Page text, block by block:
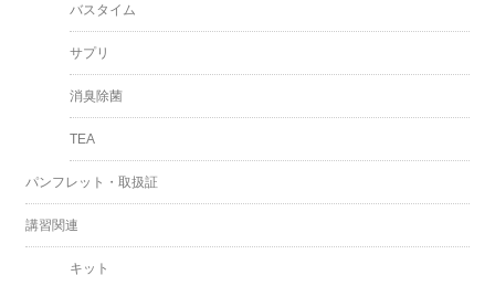
バスタイム
サプリ
消臭除菌
TEA
パンフレット・取扱証
講習関連
キット